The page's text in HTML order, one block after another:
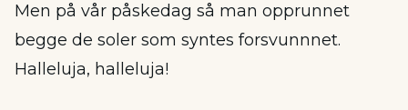
Men på vår påskedag så man opprunnet
begge de soler som syntes forsvunnnet.
Halleluja, halleluja!